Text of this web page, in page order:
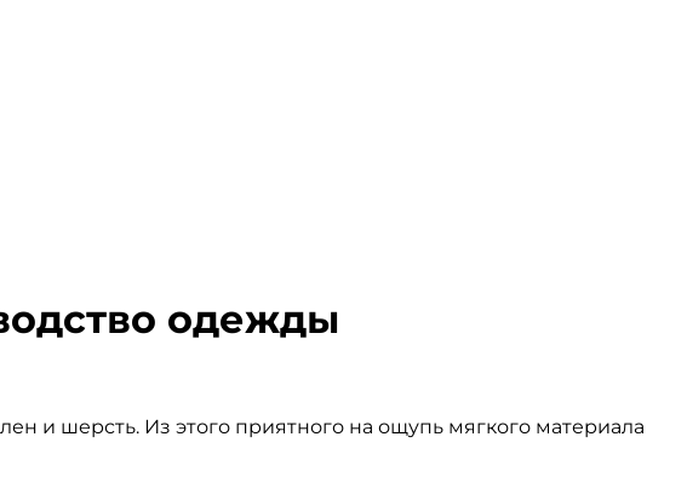
одежды
и шерсть. Из этого приятного на ощупь мягкого материала